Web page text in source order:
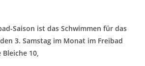
Saison ist das Schwimmen für das
3. Samstag im Monat im Freibad
10,